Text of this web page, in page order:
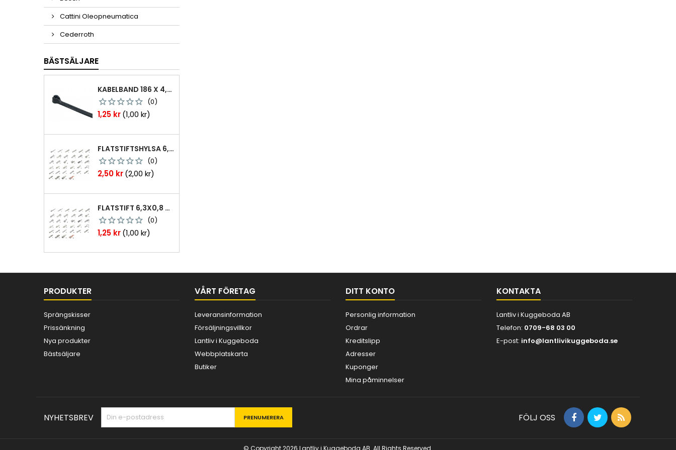
Cattini Oleopneumatica
Cederroth
BÄSTSÄLJARE
KABELBAND 186 X 4,8MM TY25MX TY-RAP SVARTA 1000 ST
(0)
Pris
1,25 kr(1,00 kr)
FLATSTIFTSHYLSA 6,3X0,8 1,0-2,5 MM² 100ST NABB
(0)
Pris
2,50 kr(2,00 kr)
FLATSTIFT 6,3X0,8 M. NABB 1,0-2,5 MM2 100ST
(0)
Pris
1,25 kr(1,00 kr)
PRODUKTER
Sprängskisser
Prissänkning
Nya produkter
Bästsäljare
VÅRT FÖRETAG
Leveransinformation
Försäljningsvillkor
Lantliv i Kuggeboda
Webbplatskarta
Butiker
DITT KONTO
Personlig information
Ordrar
Kreditslipp
Adresser
Kuponger
Mina påminnelser
KONTAKTA
Lantliv i Kuggeboda AB
Telefon: 0709-68 03 00
E-post: info@lantlivikuggeboda.se
NYHETSBREV FÖLJ OSS